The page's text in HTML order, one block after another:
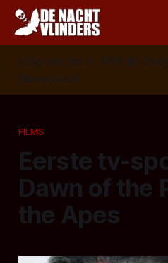
Volg ons op: 📣 RSS 📰
Nieuwsbrief
FILMS
Eerste tv-
Dawn of the
the Apes